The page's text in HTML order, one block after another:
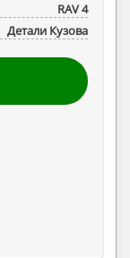
RAV 4
Детали Кузова